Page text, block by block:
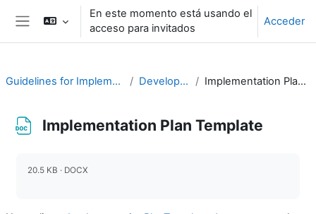
Salta al contenido principal
Panel lateral
En este momento está usando el
acceso para invitados
Acceder
Guidelines for Implementing CAP Develop a Plan Implementation Plan Template
Implementation Plan Template
20.5 KB · DOCX